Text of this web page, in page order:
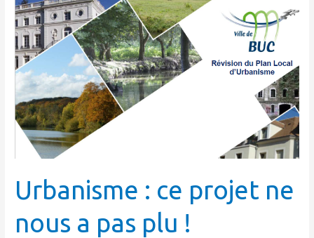
Urbanisme : ce projet ne
nous a pas plu !
ce
projet
ne
nous
a
pas
plu